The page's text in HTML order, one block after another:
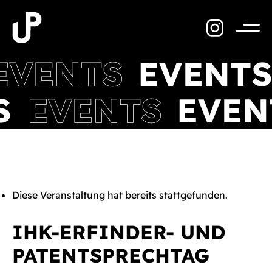
Inhalt
springen
Diese Veranstaltung hat bereits stattgefunden.
IHK-ERFINDER- UND
PATENTSPRECHTAG